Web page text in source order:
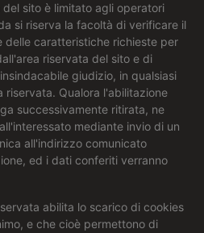
sito è limitato agli operatori
si riserva la facoltà di verificare il
delle caratteristiche richieste per
riservata del sito e di
giudizio, in qualsiasi
riservata. Qualora l'abilitazione
successivamente ritirata, ne
mediante invio di un
all'indirizzo comunicato
ed i dati conferiti verranno
abilita lo scarico di cookies
e che cioè permettono di